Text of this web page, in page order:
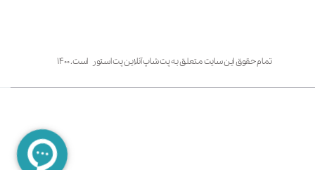
تمام حقوق این سایت متعلق به پت شاپ آنلاین پت استور است. ۱۴۰۰